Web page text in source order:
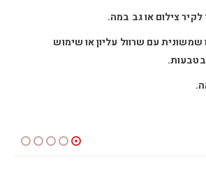
צילום או גב במה.
עם שרוול עליון או שימוש
בטבעות.